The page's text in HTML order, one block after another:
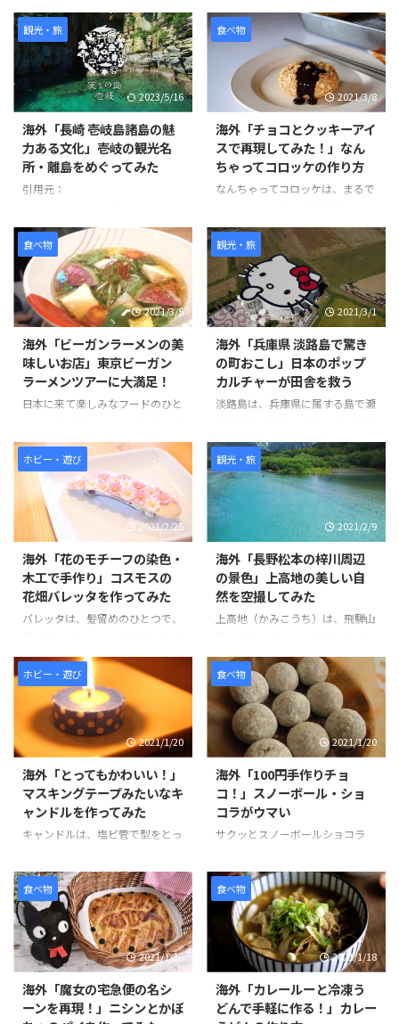
れます。皮革の取り付けには熟練
した技術が必要 ...
化には約2時間が必要で、この段
階で材料はしっかりと固まり、次
の工程へ進む準備が整います。
冷却された材料はペレット状に加
社を構えています。同社は高級ヘ
ッドホンの設計および製造を行っ
ており、製品は約3000ドル（約
40万円）の価格帯に位置します。
高度な音響研究に基づいて製品開
発を行っています。 ヘッドホンの
主要な素材はアルミニウムとマグ
ネシウムの合金です。この合金
は、耐久性と軽量性のバランスが
取れた素材として選ばれていま
す。製造プロセスでは、必要な形
ます。 磁石の製造プロセスで
は、まず磁性材 ...
ージカルを見に来た際にこの場所
を発見し、夕陽が美しくなる時間
帯に撮影を始めました。 ビデオ
の中ではJR大井町駅東口から始
まり、キャッツシアターやお洒落
な飲食店街、住宅地、商店街など
を通り抜けています。 また、途
中で可愛らしい猫も登場します。
ビデオの最後にはJR大井町西口
に到着しています。 このビデオ
を通じて、大井町の様々な場所や
世界の反応
観光・旅
2023/5/16
海外「長崎 壱岐島諸島の魅
力ある文化」壱岐の観光名
所・離島をめぐってみた
引用元：
h?v=oXvKV3g77Yk 世界の反応
食べ物
2021/3/8
海外「チョコとクッキーアイ
スで再現してみた！」なん
ちゃってコロッケの作り方
なんちゃってコロッケは、まるで
ロッケにはクッキーアイスクリー
ム、ソースにはチョコレートをか
けてた見た目にもそっくりなスイ
ーツです。 作り方は、簡単でお
好みのクッキーを砕きアイスとよ
く混ぜます。コーンフレークも同
様に砕いて、パン粉を付ける要領
でまぶし、揚げる前のコロッケの
ように形を整えていきます。 冷蔵
庫で1時間半ほど冷やし固めて、
最後にチョコレートをソースのよ
を見てみましょう。 引用元：
https://www.you ...
食べ物
2021/3/5
海外「ビーガンラーメンの美
味しいお店」東京ビーガン
ラーメンツアーに大満足！
日本に来て楽しみなフードのひと
本のラーメンは世界的に人気のあ
る食べ物です。そんな観光客のニ
ーズに応える形で、ビーガンやグ
ルテンフリーのラーメンを提供し
ているお店が東京でも少しずつ増
えています。 その中でも特にお気
に入りのお店は、東京ラーメンス
トリートの「ソラノイロ」と、渋
谷の「真武咲弥（しんぶさき
や）」です。 ラーメンは見た目
が変わらないため食べるまで少し
で選べることが嬉しいですね。ビ
ーガンの特徴、動物由来のものを
一 ...
観光・旅
2021/3/1
海外「兵庫県 淡路島で驚き
の町おこし」日本のポップ
カルチャーが田舎を救う
淡路島は、兵庫県に属する島で瀬
県明石市にかかる世界最長のつり
橋「明石海峡大橋」を車やバスを
使って渡る。そこには畑がある素
朴な風景に、突如ハローキティー
ショーボックスが出現するのだ。
ハローキティーショーボックス
は、ショーを見ながら食事を楽し
むことができる空間で、ここでは
ビーガン料理が頂ける。他にもこ
こ淡路島には、人気キャラクター
とコラボした空間が存在してい
そんな「日本のポップカルチャー
が田舎を救う」の様子を見てみま
...
ホビー・遊び
2021/2/25
海外「花のモチーフの染色・
木工で手作り」コスモスの
花畑バレッタを作ってみた
バレッタは、髪留めのひとつで、
ムだとあとがつきやすいですが、
バレッタだと留め具の金具で強力
に髪を束ねることが可能です。ま
た、髪をアップなどのアレンジす
る場合も長時間、崩れにくくする
ことが可能なため使われます。 土
台の木は、木工で削りだし、留め
金具をつけることで木の風合がや
わらかなバレッタになります。ま
た、コスモスの花びらは一枚一枚
染色を行い、自然な風合を出して
も使われます。季節の花をあしら
った小花のかわいいコスモス ...
観光・旅
2021/2/9
海外「長野松本の梓川周辺
の景色」上高地の美しい自
然を空撮してみた
上高地（かみこうち）は、飛騨山
にある、長野県松本市の大正池か
ら横尾までの前後約10km、幅最
大約1kmの平野で、噴火活動によ
ってせき止められ池など観光名所
として知られる。 また河童橋が
有名で、1,500ｍの高度でこれほ
ど広い、平坦な土地は、日本でも
珍しい。 そんな「上高地」の様
子を見てみましょう。 引用元：
https://www.youtube.com/watc
h?v=pPcdCk9Z-j4 世界の反応 と
で一度は ...
ホビー・遊び
2021/1/20
海外「とってもかわいい！」
マスキングテープみたいなキ
ャンドルを作ってみた
キャンドルは、塩ビ管で型をとっ
はクレヨンでつけいます。カラー
バリエーションが豊富で、色は全
部で16色あります。ドット柄のキ
ャンドルにパーッケージも売って
いそうな雰囲気なので、見ている
だけでおもしろかったです。 ド
ット柄にするところは少し手間に
思えますが、最後の16色並べた
ときのかわいさは抜群です。まさ
食べ物
2021/1/20
海外「100円手作りチョ
コ！」スノーボール・ショ
コラがウマい
サクッとスノーボールショコラ
るミックス粉シリーズのひとつ
で、材料の準備がバターのみで作
ることができます。 バターは室
温に戻すか、電子レンジを使って
やわらかくすることができます。
また混ぜて生地をまとめて、冷や
して形を作る工程は、クッキー作
りとほぼ同じで、混ぜる材料が少
ない分もっと簡単にできそうで
食べ物
2021/1/20
海外「魔女の宅急便の名シ
ーンを再現！」ニシンとかぼ
食べ物
2021/1/18
海外「カレールーと冷凍う
どんで手軽に作る！」カレー